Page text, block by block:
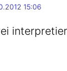
15:06